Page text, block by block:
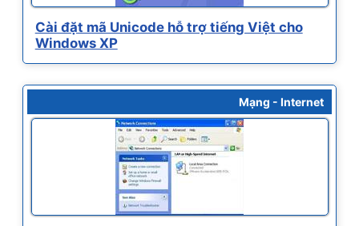
Cài đặt mã Unicode hỗ trợ tiếng Việt cho
Windows XP
Mạng - Internet